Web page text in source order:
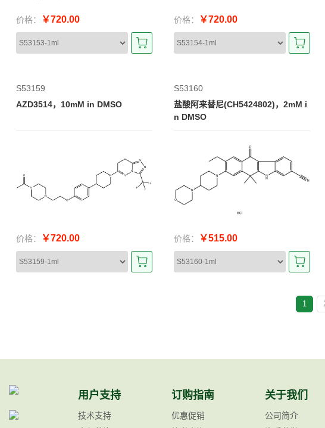
价格： ￥720.00 价格： ￥720.00
S53159
AZD3514，10mM in DMSO
价格： ￥720.00
S53160
盐酸阿来替尼(CH5424802)，2mM i
n DMSO
价格： ￥515.00
1
用户支持
技术支持
订购指南
优惠促销
关于我们
公司简介